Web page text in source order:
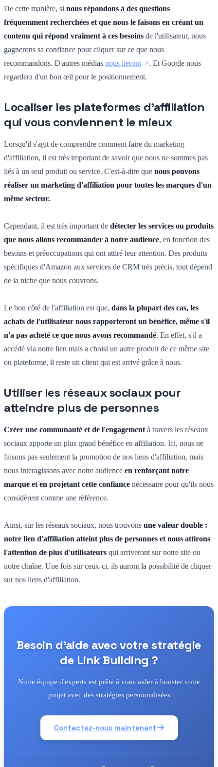
De cette manière, si nous répondons à des questions
fréquemment recherchées et que nous le faisons en créant un
contenu qui répond vraiment à ces besoins de l'utilisateur, nous
gagnerons sa confiance pour cliquer sur ce que nous
recommandons. D'autres médias nous lieront
. Et Google nous
regardera d'un bon œil pour le positionnement.
Localiser les plateformes d'affiliation
qui vous conviennent le mieux
Lorsqu'il s'agit de comprendre comment faire du marketing
d'affiliation, il est très important de savoir que nous ne sommes pas
liés à un seul produit ou service. C'est-à-dire que nous pouvons
réaliser un marketing d'affiliation pour toutes les marques d'un
même secteur.
Cependant, il est très important de détecter les services ou produits
que nous allons recommander à notre audience, en fonction des
besoins et préoccupations qui ont attiré leur attention. Des produits
spécifiques d'Amazon aux services de CRM très précis, tout dépend
de la niche que nous couvrons.
Le bon côté de l'affiliation est que, dans la plupart des cas, les
achats de l'utilisateur nous rapporteront un bénéfice, même s'il
n'a pas acheté ce que nous avons recommandé. En effet, s'il a
accédé via notre lien mais a choisi un autre produit de ce même site
ou plateforme, il reste un client qui est arrivé grâce à nous.
Utiliser les réseaux sociaux pour
atteindre plus de personnes
Créer une communauté et de l'engagement à travers les réseaux
sociaux apporte un plus grand bénéfice en affiliation. Ici, nous ne
faisons pas seulement la promotion de nos liens d'affiliation, mais
nous interagissons avec notre audience en renforçant notre
marque et en projetant cette confiance nécessaire pour qu'ils nous
considèrent comme une référence.
Ainsi, sur les réseaux sociaux, nous trouvons une valeur double :
notre lien d'affiliation atteint plus de personnes et nous attirons
l'attention de plus d'utilisateurs qui arriveront sur notre site ou
notre chaîne. Une fois sur ceux-ci, ils auront la possibilité de cliquer
sur nos liens d'affiliation.
Besoin d'aide avec votre stratégie
de Link Building ?
Notre équipe d'experts est prête à vous aider à booster votre
projet avec des stratégies personnalisées
Contactez-nous maintenant